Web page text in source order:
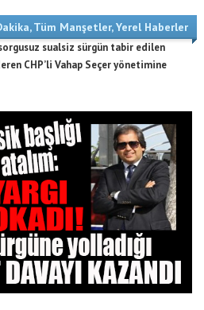
,Tüm Manşetler,Yerel Haberler
sualsiz sürgün tabir edilen
CHP’li Vahap Seçer yönetimine